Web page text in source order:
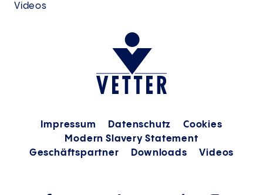
Videos
Impressum Datenschutz
Cookies
Modern Slavery Statement
Geschäftspartner
Downloads Videos